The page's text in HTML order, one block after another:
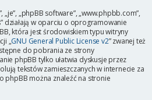
„je”, „phpBB software”, „www.phpbb.com”,
działają w oparciu o oprogramowanie
która jest środowiskiem typu witryny
„GNU General Public License v2” zwanej też
do pobrania ze strony
phpBB tylko ułatwia dyskusje przez
tekstów zamieszczanych w internecie za
phpBB można znaleźć na stronie